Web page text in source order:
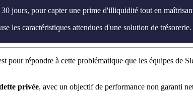
jours, pour capter une prime d'illiquidité tout en
les caractéristiques attendues d'une solution de trésorerie.
pour répondre à cette problématique que les équipes de
privée, avec un objectif de performance non garanti